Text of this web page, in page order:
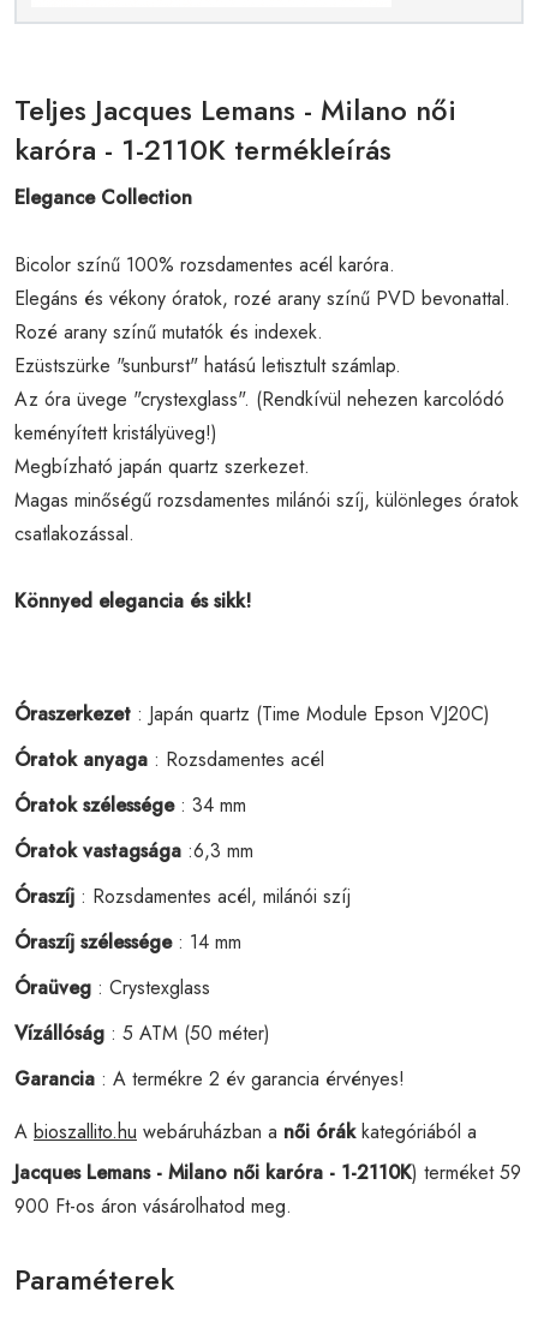
Teljes Jacques Lemans - Milano női
karóra - 1-2110K termékleírás
Elegance Collection
Bicolor színű 100% rozsdamentes acél karóra.
Elegáns és vékony óratok, rozé arany színű PVD bevonattal.
Rozé arany színű mutatók és indexek.
Ezüstszürke "sunburst" hatású letisztult számlap.
Az óra üvege "crystexglass". (Rendkívül nehezen karcolódó
keményített kristályüveg!)
Megbízható japán quartz szerkezet.
Magas minőségű rozsdamentes milánói szíj, különleges óratok
csatlakozással.
Könnyed elegancia és sikk!
Óraszerkezet : Japán quartz (Time Module Epson VJ20C)
Óratok anyaga : Rozsdamentes acél
Óratok szélessége: 34 mm
Óratok vastagsága :6,3 mm
Óraszíj : Rozsdamentes acél, milánói szíj
Óraszíj szélessége: 14 mm
Óraüveg : Crystexglass
Vízállóság : 5 ATM (50 méter)
Garancia : A termékre 2 év garancia érvényes!
A bioszallito.hu webáruházban a női órákkategóriából a
Jacques Lemans - Milano női karóra - 1-2110K) terméket 59
900 Ft-os áron vásárolhatod meg.
Paraméterek